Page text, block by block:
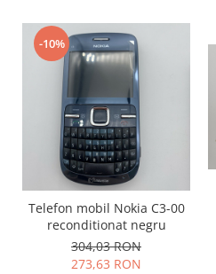
Touchscreen Samsung
UTOK
Vodafone
-10%
Telefon mobil Nokia C3-00
reconditionat negru
304,03 RON
273,63 RON